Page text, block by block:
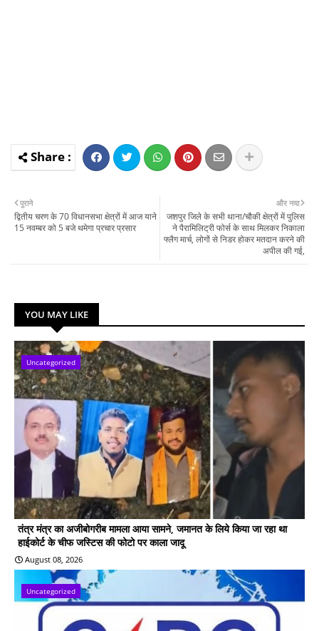
और नया
जशपुर जिले के सभी थाना/चौकी क्षेत्रों में पुलिस
ने पैरामिलिट्री फोर्स के साथ मिलकर निकाला
फ्लैग मार्च, लोगों से निडर होकर मतदान करने की
अपील की गई,
पुराने
द्वितीय चरण के 70 विधानसभा क्षेत्रों में आज याने
15 नवम्बर को 5 बजे थमेगा प्रचार प्रसार
YOU MAY LIKE
Uncategorized
तंत्र मंत्र का अजीबोगरीब मामला आया सामने, जमानत के लिये किया जा रहा था
हाईकोर्ट के चीफ जस्टिस की फोटो पर काला जादू
August 08, 2026
Uncategorized